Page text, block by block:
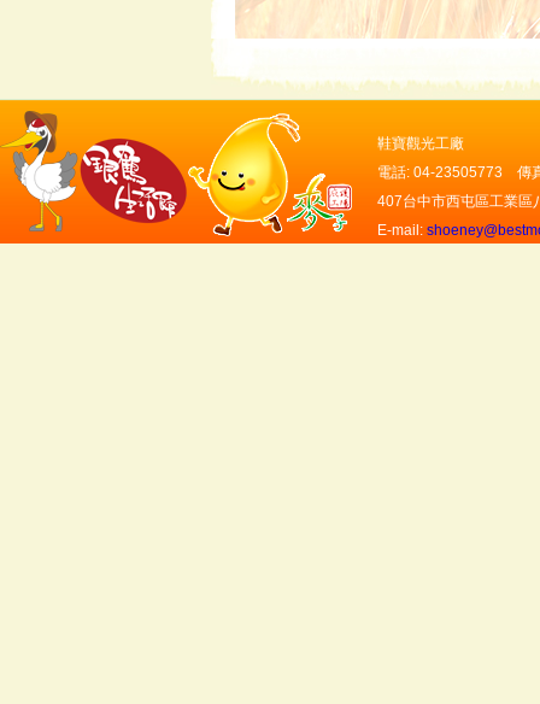
鞋寶觀光工廠
電話: 04-23505773 傳
407台中市西屯區工業區
E-mail: